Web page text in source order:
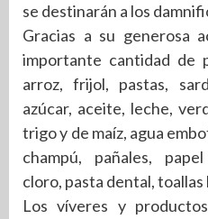
se destinarán a los
Gracias a su generosa
importante cantidad de
arroz, frijol, pastas,
azúcar, aceite, leche,
trigo y de maíz, agua
champú, pañales,
cloro, pasta dental, toallas
Los víveres y